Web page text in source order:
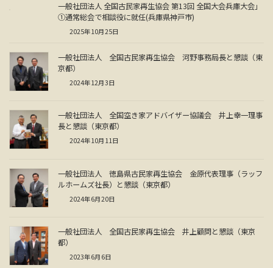
一般社団法人 全国古民家再生協会 第13回 全国大会兵庫大会」
①通常総会で相談役に就任(兵庫県神戸市)
2025年10月25日
一般社団法人 全国古民家再生協会 河野事務局長と懇談（東
京都）
2024年12月3日
一般社団法人 全国空き家アドバイザー協議会 井上幸一理事
長と懇談（東京都）
2024年10月11日
一般社団法人 徳島県古民家再生協会 金原代表理事（ラッフ
ルホームズ社長）と懇談（東京都）
2024年6月20日
一般社団法人 全国古民家再生協会 井上顧問と懇談（東京
都）
2023年6月6日